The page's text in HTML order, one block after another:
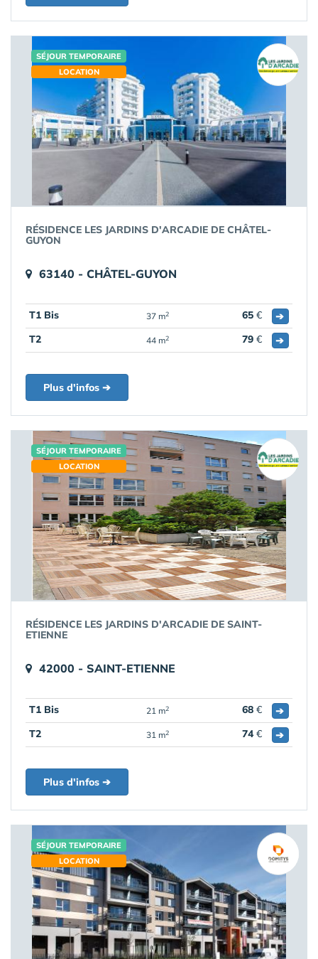
SÉJOUR TEMPORAIRE
LOCATION
RÉSIDENCE LES JARDINS D'ARCADIE DE CHÂTEL-
GUYON
63140 - CHÂTEL-GUYON
T1 Bis 37 m2 65 €
➔
T2
44 m2 79 € ➔
Plus d'infos ➔
SÉJOUR TEMPORAIRE
LOCATION
RÉSIDENCE LES JARDINS D'ARCADIE DE SAINT-
ETIENNE
42000 - SAINT-ETIENNE
T1 Bis 21 m2 68 €
➔
T2
31 m2 74€ ➔
Plus d'infos ➔
SÉJOUR TEMPORAIRE
LOCATION